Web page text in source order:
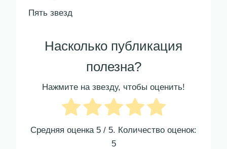
Пять звезд
Насколько публикация
полезна?
Нажмите на звезду, чтобы оценить!
Средняя оценка 5 / 5. Количество оценок:
5